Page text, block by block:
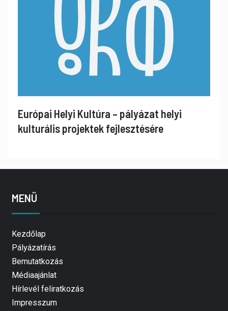
Európai Helyi Kultúra – pályázat helyi
kulturális projektek fejlesztésére
MENÜ
Kezdőlap
Pályázatírás
Bemutatkozás
Médiaajánlat
Hírlevél feliratkozás
Impresszum